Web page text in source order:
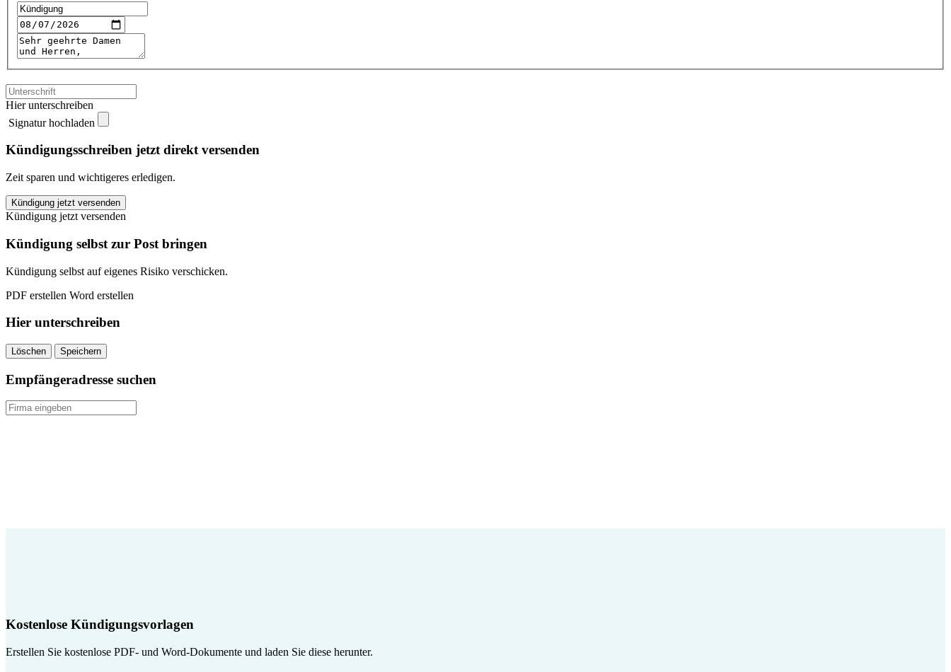
Hier unterschreiben
Signatur hochladen
Kündigungsschreiben jetzt direkt versenden
Zeit sparen und wichtigeres erledigen.
VGH
kündigen
quantity
Kündigung jetzt versenden
Kündigung jetzt versenden
Kündigung selbst zur Post bringen
Kündigung selbst auf eigenes Risiko verschicken.
PDF erstellen Word erstellen
Hier unterschreiben
Löschen Speichern
Empfängeradresse suchen
Kostenlose Kündigungsvorlagen
Erstellen Sie kostenlose PDF- und Word-Dokumente und laden Sie diese herunter.